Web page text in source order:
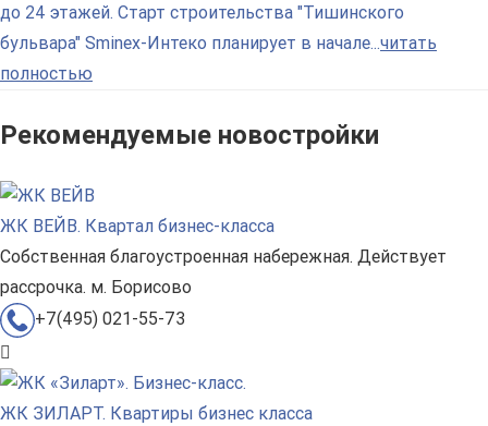
до 24 этажей. Старт строительства "Тишинского
бульвара" Sminex-Интеко планирует в начале...читать
полностью
Рекомендуемые новостройки
ЖК ВЕЙВ. Квартал бизнес-класса
Собственная благоустроенная набережная. Действует
рассрочка. м. Борисово
+7(495) 021-55-73
ЖК ЗИЛАРТ. Квартиры бизнес класса